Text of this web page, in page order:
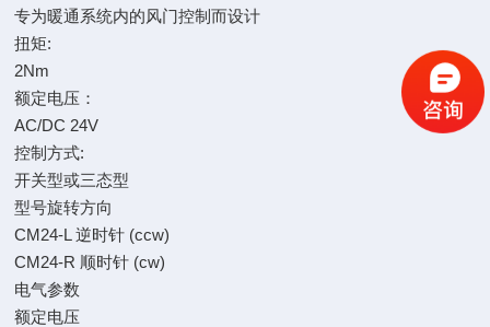
专为暖通系统内的风门控制而设计
扭矩:
2Nm
额定电压：
AC/DC 24V
控制方式:
开关型或三态型
型号旋转方向
CM24-L 逆时针 (ccw)
CM24-R 顺时针 (cw)
电气参数
额定电压